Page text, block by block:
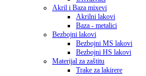
Akril i Baza mixevi
Akrilni lakovi
Baza - metalici
Bezbojni lakovi
Bezbojni MS lakovi
Bezbojni HS lakovi
Materijal za zaštitu
Trake za lakirere